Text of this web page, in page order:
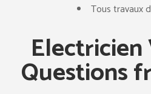
Tous travaux
Questions